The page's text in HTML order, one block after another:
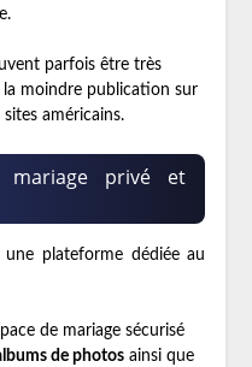
parfois être très
la moindre publication sur
sites américains.
mariage privé et
plateforme dédiée au
de mariage sécurisé
de photosainsi que